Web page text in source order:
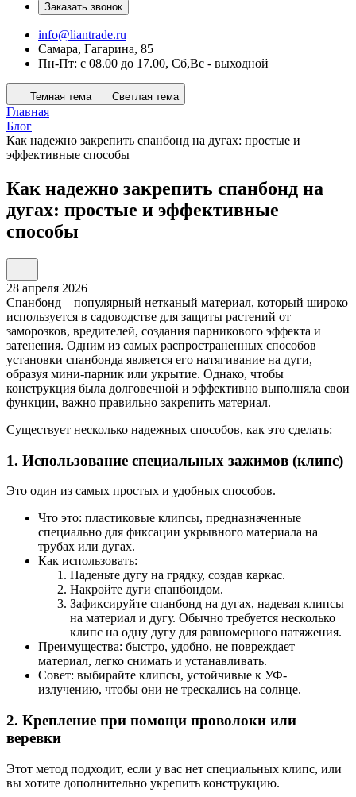
Заказать звонок
info@liantrade.ru
Самара, Гагарина, 85
Пн-Пт: c 08.00 до 17.00, Cб,Вс - выходной
Темная тема Светлая тема
Главная
Блог
Как надежно закрепить спанбонд на дугах: простые и
эффективные способы
Как надежно закрепить спанбонд на
дугах: простые и эффективные
способы
28 апреля 2026
Спанбонд – популярный нетканый материал, который широко
используется в садоводстве для защиты растений от
заморозков, вредителей, создания парникового эффекта и
затенения. Одним из самых распространенных способов
установки спанбонда является его натягивание на дуги,
образуя мини-парник или укрытие. Однако, чтобы
конструкция была долговечной и эффективно выполняла свои
функции, важно правильно закрепить материал.
Существует несколько надежных способов, как это сделать:
1. Использование специальных зажимов (клипс)
Это один из самых простых и удобных способов.
Что это: пластиковые клипсы, предназначенные
специально для фиксации укрывного материала на
трубах или дугах.
Как использовать:
Наденьте дугу на грядку, создав каркас.
Накройте дуги спанбондом.
Зафиксируйте спанбонд на дугах, надевая клипсы
на материал и дугу. Обычно требуется несколько
клипс на одну дугу для равномерного натяжения.
Преимущества: быстро, удобно, не повреждает
материал, легко снимать и устанавливать.
Совет: выбирайте клипсы, устойчивые к УФ-
излучению, чтобы они не трескались на солнце.
2. Крепление при помощи проволоки или
веревки
Этот метод подходит, если у вас нет специальных клипс, или
вы хотите дополнительно укрепить конструкцию.